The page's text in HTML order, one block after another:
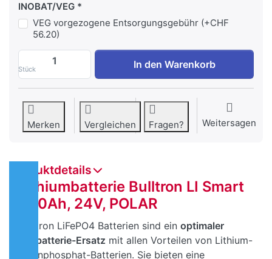
INOBAT/VEG
VEG vorgezogene Entsorgungsgebühr (+CHF
56.20)
Stück
Bulltron Batterie LI Smart 230/24V
In den Warenkorb
Merken Vergleichen Fragen? Weitersagen
Produktdetails
Lithiumbatterie Bulltron LI Smart
230Ah, 24V, POLAR
Bulltron LiFePO4 Batterien sind ein optimaler
Bleibatterie-Ersatz mit allen Vorteilen von Lithium-
Eisenphosphat-Batterien. Sie bieten eine